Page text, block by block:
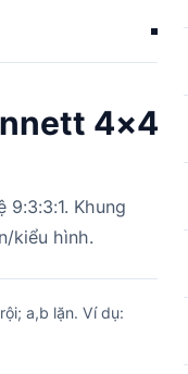
4×4
Khung
kiểu hình.
a,b lặn. Ví dụ: